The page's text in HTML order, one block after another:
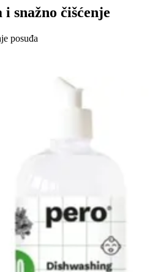
snažno čišćenje
posuđa